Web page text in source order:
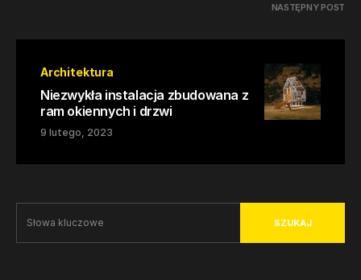
NASTĘPNY POST
Architektura
Niezwykła instalacja zbudowana z
ram okiennych i drzwi
9 lutego, 2023
SZUKAJ